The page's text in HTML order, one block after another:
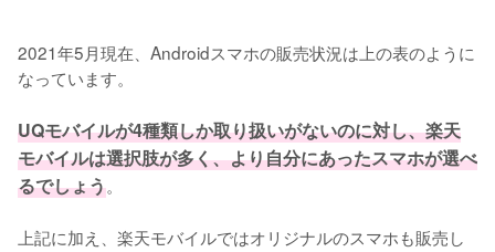
2021年5月現在、Androidスマホの販売状況は上の表のように
なっています。
UQモバイルが4種類しか取り扱いがないのに対し、楽天
モバイルは選択肢が多く、より自分にあったスマホが選べ
るでしょう。
上記に加え、楽天モバイルではオリジナルのスマホも販売し